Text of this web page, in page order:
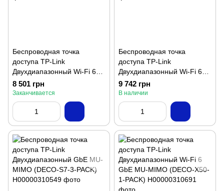
Беспроводная точка
доступа TP-Link
Двухдиапазонный Wi-Fi 6
GbE MU-MIMO (DECO-X50-
2-PACK)
8 501 грн
Заканчивается
Беспроводная точка
доступа TP-Link
Двухдиапазонный Wi-Fi 6
GbE MU-MIMO (DECO-X50-
3-PACK)
9 742 грн
В наличии